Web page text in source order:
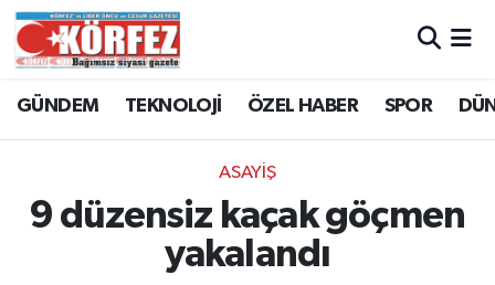
GÜNDEM TEKNOLOJİ ÖZEL HABER SPOR
ASAYİŞ
9 düzensiz kaçak göçmen
yakalandı
Trafik Durumu
Süper Lig Puan Durumu ve Fikstür
Tüm Manşetler